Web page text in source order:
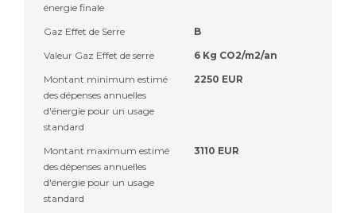
énergie finale
Gaz Effet de Serre
B
Valeur Gaz Effet de serre
6 Kg CO2/m2/an
Montant minimum estimé
des dépenses annuelles
d'énergie pour un usage
standard
2250 EUR
Montant maximum estimé
des dépenses annuelles
d'énergie pour un usage
standard
3110 EUR